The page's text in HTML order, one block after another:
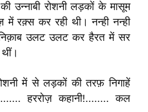
उन्नाबी रोशनी लड़कों के मासूम
रक़्स कर रही थी। नन्ही नन्ही
निक़ाब उलट उलट कर हैरत में सर
में से लड़कों की तरफ़ निगाहें
हररोज़ कहानी!........ कल